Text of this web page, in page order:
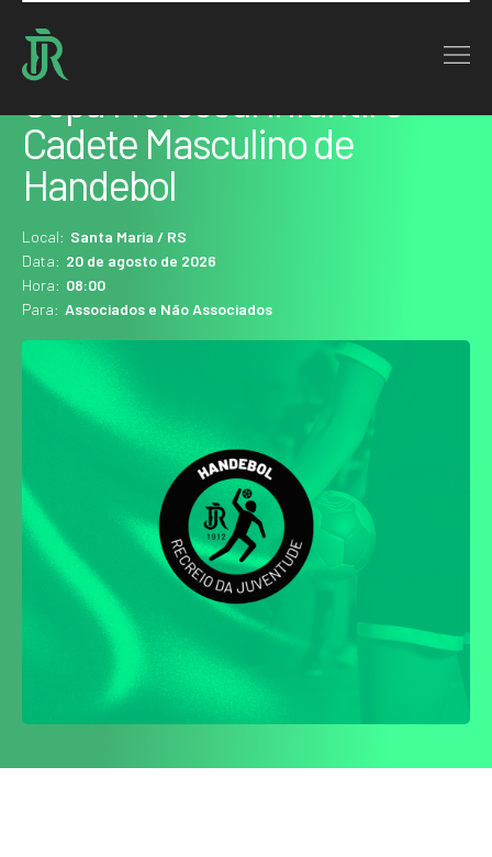
Home : Agenda
Cadete Masculino de
Handebol
Local: Santa Maria / RS
Data: 20 de agosto de 2026
Hora: 08:00
Para: Associados e Não Associados